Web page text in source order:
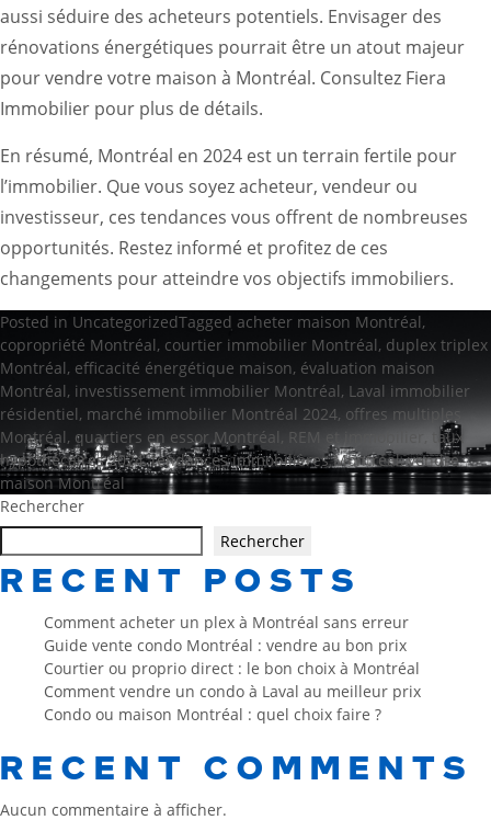
aussi séduire des acheteurs potentiels. Envisager des
rénovations énergétiques pourrait être un atout majeur
pour vendre votre maison à Montréal. Consultez Fiera
Immobilier pour plus de détails.
En résumé, Montréal en 2024 est un terrain fertile pour
l’immobilier. Que vous soyez acheteur, vendeur ou
investisseur, ces tendances vous offrent de nombreuses
opportunités. Restez informé et profitez de ces
changements pour atteindre vos objectifs immobiliers.
Posted in UncategorizedTagged acheter maison Montréal,
copropriété Montréal, courtier immobilier Montréal, duplex triplex
Montréal, efficacité énergétique maison, évaluation maison
Montréal, investissement immobilier Montréal, Laval immobilier
résidentiel, marché immobilier Montréal 2024, offres multiples
Montréal, quartiers en essor Montréal, REM et immobilier
taux
hypothécaires 2024,tendances immobilières Montréal,vendre
maison Montréal
Rechercher
Rechercher
RECENT POSTS
Comment acheter un plex à Montréal sans erreur
Guide vente condo Montréal : vendre au bon prix
Courtier ou proprio direct : le bon choix à Montréal
Comment vendre un condo à Laval au meilleur prix
Condo ou maison Montréal : quel choix faire ?
RECENT COMMENTS
Aucun commentaire à afficher.